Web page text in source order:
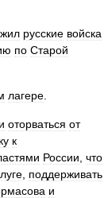
русские войска
по Старой
лагере
оторваться от
к
России что
поддерживать
и